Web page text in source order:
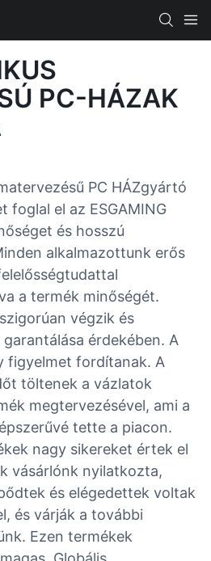
PC-HÁZAK
PC HÁZgyártó
foglal el az ESGAMING
és hosszú
alkalmazottunk erős
a termék minőségét.
végzik és
érdekében. A
figyelmet fordítanak. A
töltenek a vázlatok
megtervezésével, ami a
tette a piacon.
nagy sikereket értek el
vásárlónk nyilatkozta,
és elégedettek voltak
és várják a további
Ezen termékek